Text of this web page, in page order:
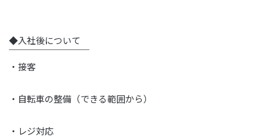
◆入社後について
￣￣￣￣￣￣￣￣￣
・接客
・自転車の整備（できる範囲から）
・レジ対応